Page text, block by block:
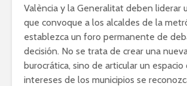
València y la Generalitat deben liderar
que convoque a los alcaldes de la
establezca un foro permanente de
decisión. No se trata de crear una
burocrática, sino de articular un
intereses de los municipios se